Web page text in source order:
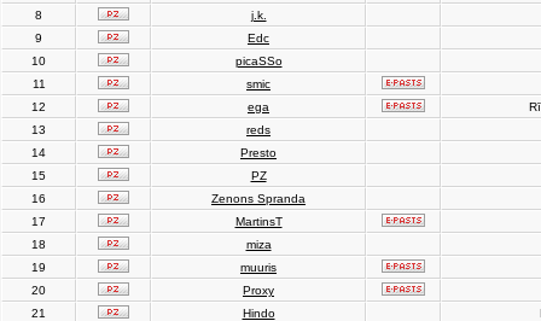
8
j.k.
9
Edc
10
picaSSo
11
smic
12
ega
13
reds
14
Presto
15
PZ
16
Zenons Spranda
17
MartinsT
18
miza
19
muuris
20
Proxy
21
Hindo